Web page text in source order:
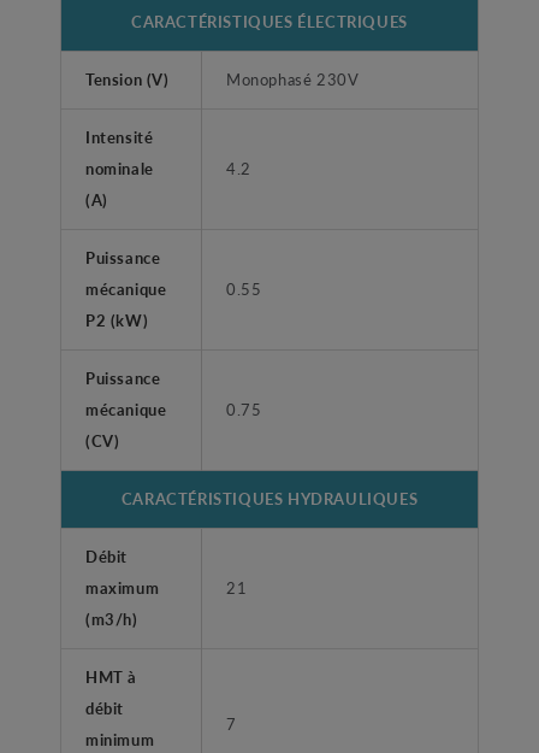
CARACTÉRISTIQUES ÉLECTRIQUES
Tension (V) Monophasé 230V
Intensité
nominale
(A)
4.2
Puissance
mécanique
P2 (kW)
0.55
Puissance
mécanique
(CV)
0.75
CARACTÉRISTIQUES HYDRAULIQUES
Débit
maximum
(m3/h)
21
HMT à
débit
minimum
7